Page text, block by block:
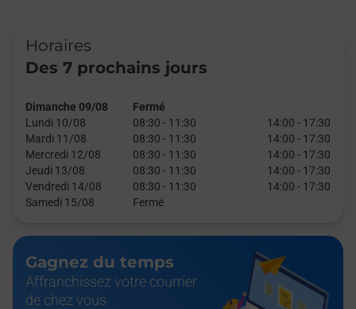
Horaires
Des 7 prochains jours
Dimanche 09/08
Fermé
Lundi 10/08
08:30 - 11:30 14:00 - 17:30
Mardi 11/08
08:30 - 11:30 14:00 - 17:30
Mercredi 12/08
08:30 - 11:30 14:00 - 17:30
Jeudi 13/08
08:30 - 11:30 14:00 - 17:30
Vendredi 14/08
08:30 - 11:30 14:00 - 17:30
Samedi 15/08
Fermé
Gagnez du temps
Affranchissez votre courrier
de chez vous